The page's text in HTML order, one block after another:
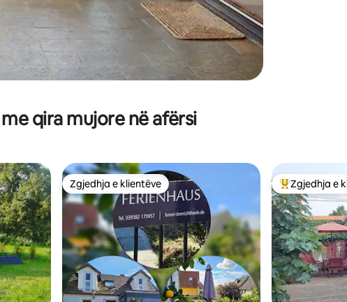
qira mujore në afërsi
Zgjedhja e klientëve
Zgjedhja e klientëve Më të mirat e
Zgjedhja e